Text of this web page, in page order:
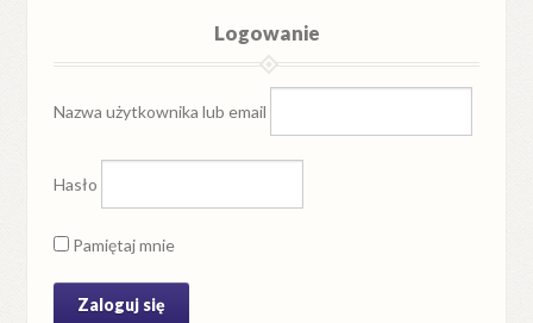
Logowanie
Nazwa użytkownika lub email
Hasło
Pamiętaj mnie